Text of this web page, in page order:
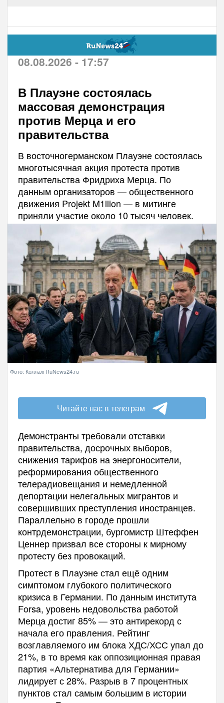
08.08.2026 - 17:57
В Плауэне состоялась
массовая демонстрация
против Мерца и его
правительства
В восточногерманском Плауэне состоялась
многотысячная акция протеста против
правительства Фридриха Мерца. По
данным организаторов — общественного
движения Projekt M1llion — в митинге
приняли участие около 10 тысяч человек.
Фото: Коллаж RuNews24.ru
Читайте нас в телеграм
Демонстранты требовали отставки
правительства, досрочных выборов,
снижения тарифов на энергоносители,
реформирования общественного
телерадиовещания и немедленной
депортации нелегальных мигрантов и
совершивших преступления иностранцев.
Параллельно в городе прошли
контрдемонстрации, бургомистр Штеффен
Ценнер призвал все стороны к мирному
протесту без провокаций.
Протест в Плауэне стал ещё одним
симптомом глубокого политического
кризиса в Германии. По данным института
Forsa, уровень недовольства работой
Мерца достиг 85% — это антирекорд с
начала его правления. Рейтинг
возглавляемого им блока ХДС/ХСС упал до
21%, в то время как оппозиционная правая
партия «Альтернатива для Германии»
лидирует с 28%. Разрыв в 7 процентных
пунктов стал самым большим в истории